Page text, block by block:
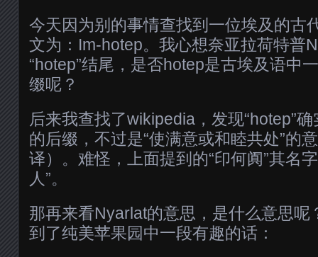
今天因为别的事情查找到一位埃及的古
文为：Im-hotep。我心想奈亚拉荷特普
“hotep”结尾，是否hotep是古埃及语中
缀呢？
后来我查找了wikipedia，发现“hotep”
的后缀，不过是“使满意或和睦共处”的
译）。难怪，上面提到的“印何阗”其名
人”。
那再来看Nyarlat的意思，是什么意思呢
到了纯美苹果园中一段有趣的话：